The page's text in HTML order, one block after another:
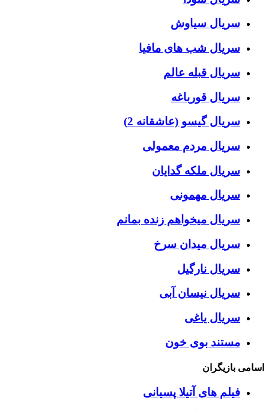
سریال سیاوش
سریال شب های مافیا
سریال قبله عالم
سریال قورباغه
سریال گیسو (عاشقانه 2)
سریال مردم معمولی
سریال ملکه گدایان
سریال مهمونی
سریال میخواهم زنده بمانم
سریال میدان سرخ
سریال نارگیل
سریال نیسان آبی
سریال یاغی
مستند بوی خون
اسامی بازیگران
فیلم های آتیلا پسیانی